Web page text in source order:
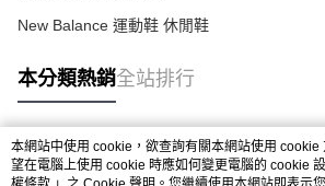
New Balance 運動鞋 休閒鞋
本分類熱銷全站排行
熱門標籤
本網站中使用 cookie，欲查詢有關本網站使用 cookie
望在電腦上使用 cookie 時應如何變更電腦的 cookie